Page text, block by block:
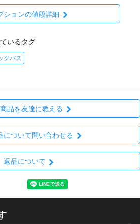
ションの値段詳細
いるタグ
クバス
品を友達に教える
について問い合わせる
返品について